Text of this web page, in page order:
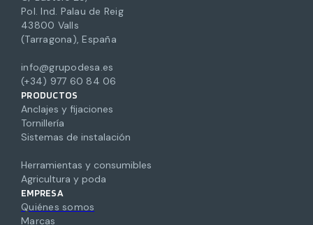
Pol. Ind. Palau de Reig
43800 Valls
(Tarragona), España
info@grupodesa.es
(+34) 977 60 84 06
PRODUCTOS
Anclajes y fijaciones
Tornillería
Sistemas de instalación
Herramientas y consumibles
Agricultura y poda
EMPRESA
Quiénes somos
Marcas